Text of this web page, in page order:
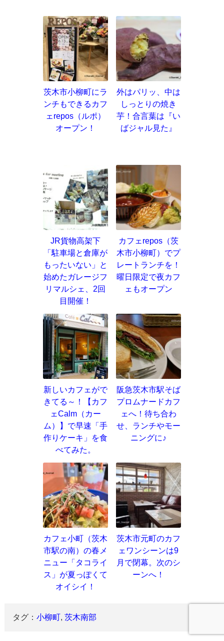
茨木市小柳町にラ
ンチもできるカフ
ェrepos（ルポ）
オープン！
外はパリッ、中は
しっとりの焼き
芋！合言葉は『い
ばジャル見た』
JR貨物高架下
「駐車場と倉庫が
もったいない」と
始めたガレージフ
リマルシェ、2回
目開催！
カフェrepos（茨
木市小柳町）でプ
レートランチを！
曜日限定で夜カフ
ェもオープン
新しいカフェがで
きてる～！【カフ
ェCalm（カー
ム）】で早速「手
作りケーキ」を食
べてみた。
阪急茨木市駅そば
プロムナードカフ
ェへ！待ち合わ
せ、ランチやモー
ニングに♪
カフェ小町（茨木
市駅の南）の春メ
ニュー「タコライ
ス」が夏っぽくて
オイシイ！
茨木市元町のカフ
ェワンシーンは9
月で閉幕。次のシ
ーンへ！
タグ：小柳町,茨木南部